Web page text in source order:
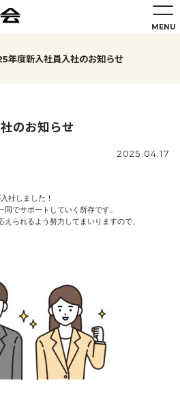
年度新入社員入社のお知らせ
のお知らせ
2025.04.17
社しました！
でサポートしていく所存です。
られるよう努力してまいりますので、